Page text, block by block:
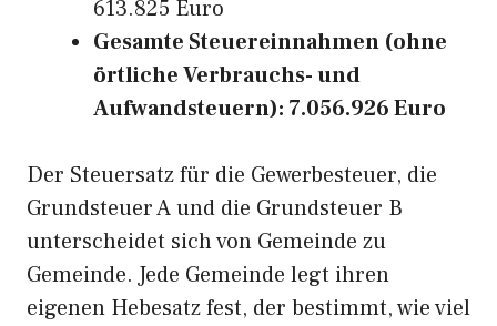
613.825 Euro
Gesamte Steuereinnahmen (ohne
örtliche Verbrauchs- und
Aufwandsteuern): 7.056.926 Euro
Der Steuersatz für die Gewerbesteuer, die
Grundsteuer A und die Grundsteuer B
unterscheidet sich von Gemeinde zu
Gemeinde. Jede Gemeinde legt ihren
eigenen Hebesatz fest, der bestimmt, wie viel